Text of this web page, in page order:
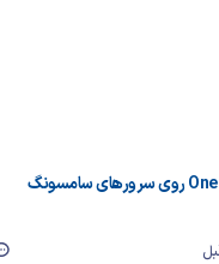
اولین نسخه One UI 9.5 روی سرورهای سامسونگ